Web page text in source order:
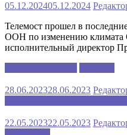
05.12.202405.12.2024
Телемост прошел в
ООН по изменению климата
исполнительный директор
28.06.202328.06.2023
22.05.202322.05.2023